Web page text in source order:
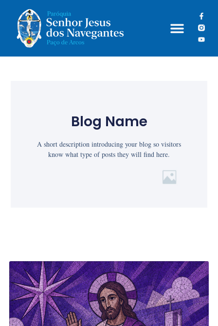
Blog Name
A short description introducing your blog so visitors
know what type of posts they will find here.